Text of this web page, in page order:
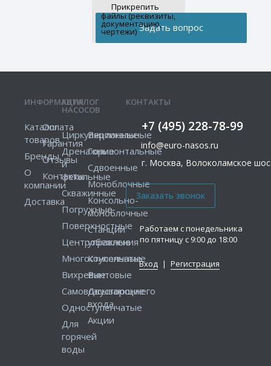
Прикрепить
файлы (реквизиты,
документацию,
чертежи)
КОНТАКТЫ
+7 (495) 228-78-99
info@euro-nasos.ru
г. Москва, Волоколамское
Работаем с понедельника
по пятницу с 9:00 до 18:00
Вход | Регистрация
ИНФОРМАЦИЯ
Каталог
товаров
Бренды
О
компании
Доставка
Оплата
Гарантия
Отзывы
Контакты
КАТАЛОГ
НАСОСОВ
Циркуляционные
Дренажные
и
фекальные
Скважинные
Погружные
Поверхностные
Центробежные
Многоступенчатые
Вихревые
Самовсасывающие
Одноступенчатые
Для
горячей
воды
Вертикальные
Горизонтальные
Сдвоенные
Моноблочные
Консольно-
моноблочные
Станции
управления
Консольные
Винтовые
Двустороннего
входа
Акции